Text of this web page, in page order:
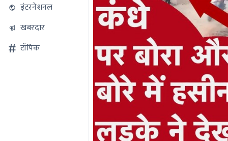
इंटरनेशनल
खबरदार
टॉपिक